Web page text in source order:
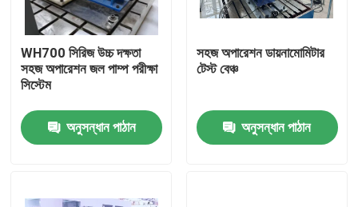
WH700 সিরিজ উচ্চ দক্ষতা
সহজ অপারেশন জল পাম্প পরীক্ষা
সিস্টেম
অনুসন্ধান পাঠান
সহজ অপারেশন ডায়নামোমিটার
টেস্ট বেঞ্চ
অনুসন্ধান পাঠান